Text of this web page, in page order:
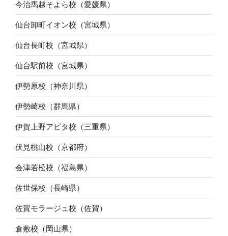
今治馬越そよら校（愛媛県）
仙台卸町イオン校（宮城県）
仙台長町校（宮城県）
仙台駅前校（宮城県）
伊勢原校（神奈川県）
伊勢崎校（群馬県）
伊賀上野アピタ校（三重県）
伏見桃山校（京都府）
会津若松校（福島県）
佐世保校（長崎県）
佐賀モラージュ校（佐賀）
倉敷校（岡山県）